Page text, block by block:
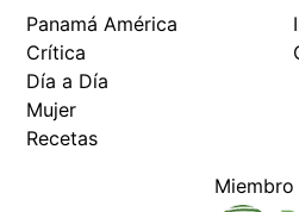
Panamá América
Crítica
Día a Día
Mujer
Recetas
Miembro